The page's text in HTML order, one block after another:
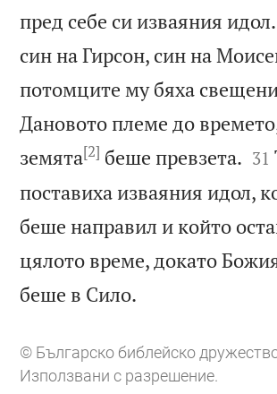
пред себе си изваяния
син на Гирсон, син на
потомците му бяха
Дановото племе до
земята[2] беше превзета. 

31
поставиха изваяния идол,
беше направил и който
цялото време, докато
беше в Сило.
© Българско библейско
Използвани с разрешение.